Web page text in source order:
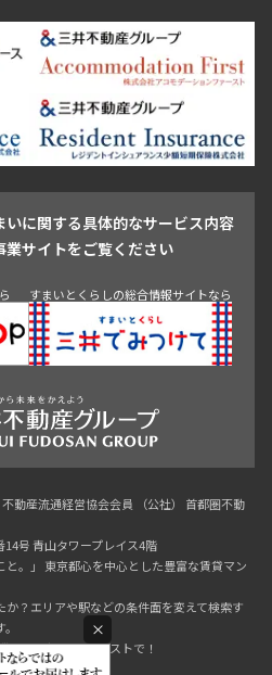
・飯田橋
三田・芝・浜松町
・豊洲
本郷・春日・小石川
早稲田
芸大学・自由が丘
池袋・板橋・王子
新宿 品川
目黒・中目黒
江東区 台東区 墨田区
中野区
練馬区 荒川区
足立区
に関する具体的なサービス内容
業サイトをご覧ください
すまいとくらしの総合情報サイトなら
動産流通経営協会会員 （公社） 首都圏不動
号 青山タワープレイス4階
。」 東京都心を中心とした豊富な賃貸マン
？エリアや駅などの条件面を変えて検索す
]レジデントファーストで！
×